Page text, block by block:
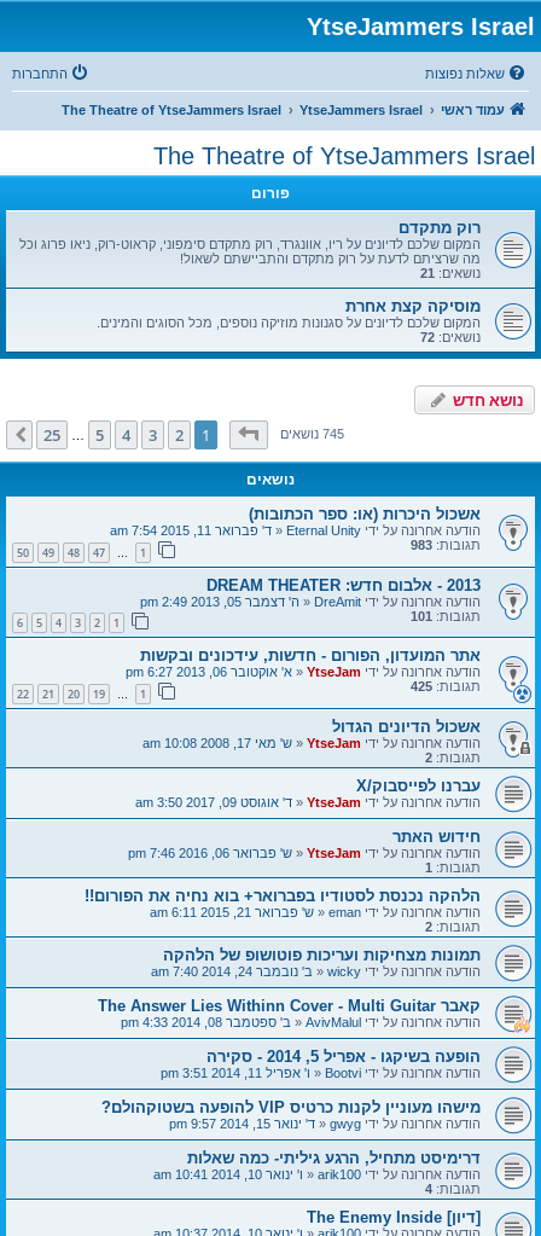
YtseJammers Israel
שאלות נפוצות התחברות
עמוד ראשי YtseJammers Israel
The Theatre of YtseJammers Israel
The Theatre of YtseJammers Israel
פורום
רוק מתקדם
המקום שלכם לדיונים על ריו, אוונגרד, רוק מתקדם סימפוני, קראוט-רוק, ניאו פרוג וכל
מה שרציתם לדעת על רוק מתקדם והתביישתם לשאול!
נושאים: 21
מוסיקה קצת אחרת
המקום שלכם לדיונים על סגנונות מוזיקה נוספים, מכל הסוגים והמינים.
נושאים: 72
נושא חדש
745 נושאיםדף1מתוך25
1
2
3
4
5
25 הבא
נושאים
אשכול היכרות (או: ספר הכתובות)
הודעה אחרונה על ידי Eternal Unity
«ד' פברואר 11, 2015 7:54 am
תגובות: 983
…
47
48
49
50
2013 - אלבום חדש: DREAM THEATER
הודעה אחרונה על ידי DreAmit
«ה' דצמבר 05, 2013 2:49 pm
תגובות: 101
2
3
4
5
6
אתר המועדון, הפורום - חדשות, עידכונים ובקשות
הודעה אחרונה על ידי YtseJam
«א' אוקטובר 06, 2013 6:27 pm
תגובות: 425
…
19
20
21
22
אשכול הדיונים הגדול
הודעה אחרונה על ידי YtseJam
«ש' מאי 17, 2008 10:08 am
תגובות: 2
עברנו לפייסבוק/X
הודעה אחרונה על ידי YtseJam
«ד' אוגוסט 09, 2017 3:50 am
חידוש האתר
הודעה אחרונה על ידי YtseJam
«ש' פברואר 06, 2016 7:46 pm
תגובות: 1
הלהקה נכנסת לסטודיו בפברואר+ בוא נחיה את הפורום!!
הודעה אחרונה על ידי eman
«ש' פברואר 21, 2015 6:11 am
תגובות: 2
תמונות מצחיקות ועריכות פוטושופ של הלהקה
הודעה אחרונה על ידי wicky
«ב' נובמבר 24, 2014 7:40 am
קאבר The Answer Lies Withinn Cover - Multi Guitar
הודעה אחרונה על ידי AvivMalul
«ב' ספטמבר 08, 2014 4:33 pm
הופעה בשיקגו - אפריל 5, 2014 - סקירה
הודעה אחרונה על ידי Bootvi
«ו' אפריל 11, 2014 3:51 pm
מישהו מעוניין לקנות כרטיס VIP להופעה בשטוקהולם?
הודעה אחרונה על ידי gwyg
«ד' ינואר 15, 2014 9:57 pm
דרימיסט מתחיל, הרגע גיליתי- כמה שאלות
הודעה אחרונה על ידי arik100
«ו' ינואר 10, 2014 10:41 am
תגובות: 4
[דיון] The Enemy Inside